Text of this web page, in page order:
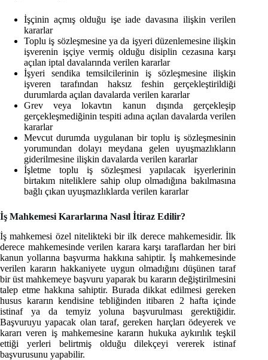
İşçinin açmış olduğu işe iade davasına ilişkin verilen
kararlar
Toplu iş sözleşmesine ya da işyeri düzenlemesine ilişkin
işverenin işçiye vermiş olduğu disiplin cezasına karşı
açılan iptal davalarında verilen kararlar
İşyeri sendika temsilcilerinin iş sözleşmesine ilişkin
işveren tarafından haksız feshin gerçekleştirildiği
durumlarda açılan davalarda verilen kararlar
Grev veya lokavtın kanun dışında gerçekleşip
gerçekleşmediğinin tespiti adına açılan davalarda verilen
kararlar
Mevcut durumda uygulanan bir toplu iş sözleşmesinin
yorumundan dolayı meydana gelen uyuşmazlıkların
giderilmesine ilişkin davalarda verilen kararlar
İşletme toplu iş sözleşmesi yapılacak işyerlerinin
birtakım niteliklere sahip olup olmadığına bakılmasına
bağlı çıkan uyuşmazlıklarda verilen kararlar
İş Mahkemesi Kararlarına Nasıl İtiraz Edilir?
İş mahkemesi özel nitelikteki bir ilk derece mahkemesidir. İlk
derece mahkemesinde verilen karara karşı taraflardan her biri
kanun yollarına başvurma hakkına sahiptir. İş mahkemesinde
verilen kararın hakkaniyete uygun olmadığını düşünen taraf
bir üst mahkemeye başvuru yaparak bu kararın değiştirilmesini
talep etme hakkına sahiptir. Burada dikkat edilmesi gereken
husus kararın kendisine tebliğinden itibaren 2 hafta içinde
istinaf ya da temyiz yoluna başvurulması gerektiğidir.
Başvuruyu yapacak olan taraf, gereken harçları ödeyerek ve
kararı veren iş mahkemesine kararın hukuka aykırılık teşkil
ettiği yerleri belirtmiş olduğu dilekçeyi vererek istinaf
başvurusunu yapabilir.